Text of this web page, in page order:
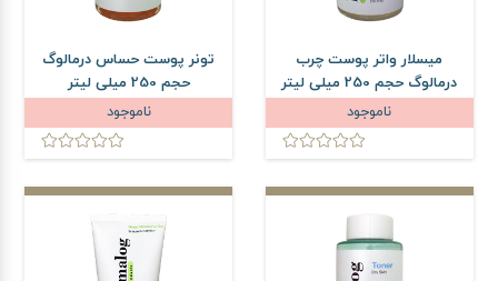
میسلار واتر پوست چرب
درمالوگ حجم 250 میلی لیتر
ناموجود
تونر پوست حساس درمالوگ
حجم 250 میلی لیتر
ناموجود